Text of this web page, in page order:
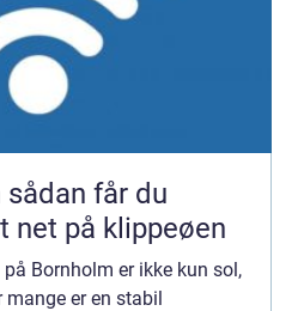
net på klippeøen
Bornholm er ikke kun sol,
mange er en stabil